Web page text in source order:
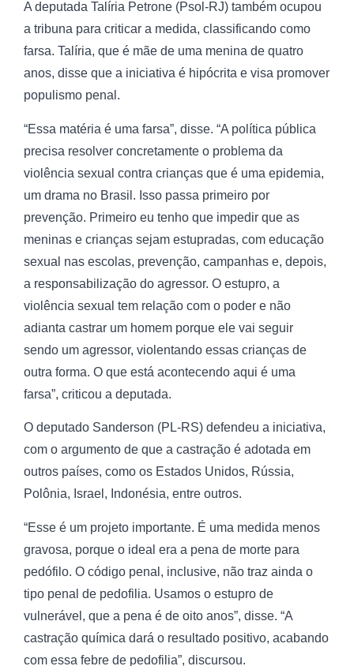
A deputada Talíria Petrone (Psol-RJ) também ocupou
a tribuna para criticar a medida, classificando como
farsa. Talíria, que é mãe de uma menina de quatro
anos, disse que a iniciativa é hipócrita e visa promover
populismo penal.
“Essa matéria é uma farsa”, disse. “A política pública
precisa resolver concretamente o problema da
violência sexual contra crianças que é uma epidemia,
um drama no Brasil. Isso passa primeiro por
prevenção. Primeiro eu tenho que impedir que as
meninas e crianças sejam estupradas, com educação
sexual nas escolas, prevenção, campanhas e, depois,
a responsabilização do agressor. O estupro, a
violência sexual tem relação com o poder e não
adianta castrar um homem porque ele vai seguir
sendo um agressor, violentando essas crianças de
outra forma. O que está acontecendo aqui é uma
farsa”, criticou a deputada.
O deputado Sanderson (PL-RS) defendeu a iniciativa,
com o argumento de que a castração é adotada em
outros países, como os Estados Unidos, Rússia,
Polônia, Israel, Indonésia, entre outros.
“Esse é um projeto importante. É uma medida menos
gravosa, porque o ideal era a pena de morte para
pedófilo. O código penal, inclusive, não traz ainda o
tipo penal de pedofilia. Usamos o estupro de
vulnerável, que a pena é de oito anos”, disse. “A
castração química dará o resultado positivo, acabando
com essa febre de pedofilia”, discursou.